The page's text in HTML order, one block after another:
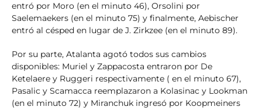
entró por Moro (en el minuto 46), Orsolini por
Saelemaekers (en el minuto 75) y finalmente, Aebischer
entró al césped en lugar de J. Zirkzee (en el minuto 89).
Por su parte, Atalanta agotó todos sus cambios
disponibles: Muriel y Zappacosta entraron por De
Ketelaere y Ruggeri respectivamente ( en el minuto 67),
Pasalic y Scamacca reemplazaron a Kolasinac y Lookman
(en el minuto 72) y Miranchuk ingresó por Koopmeiners